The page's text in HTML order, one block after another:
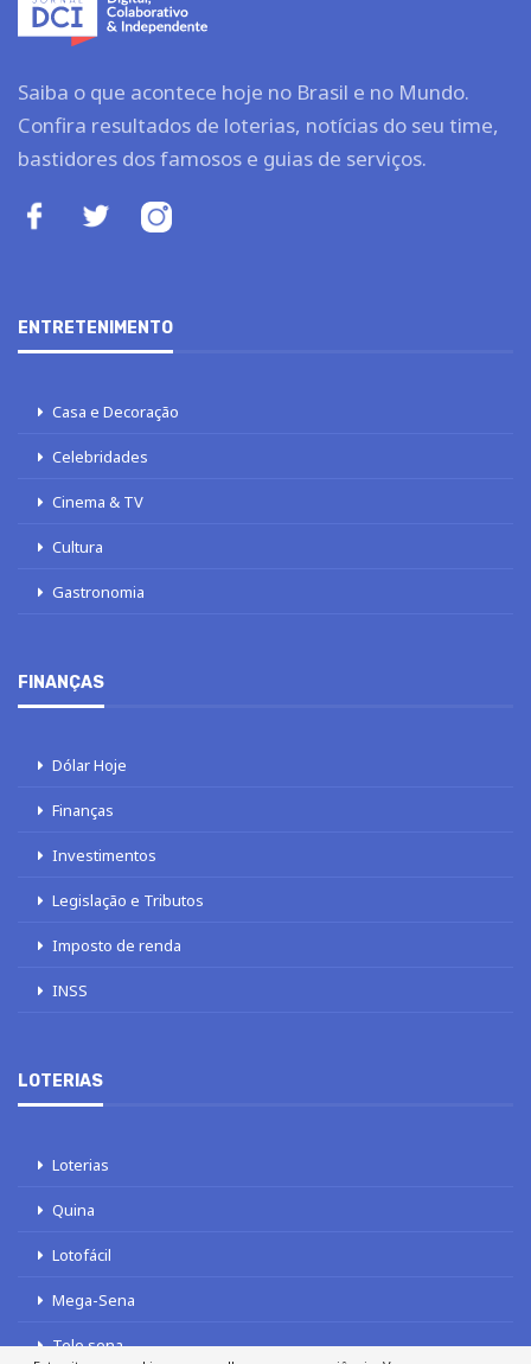
Saiba o que acontece hoje no Brasil e no Mundo.
Confira resultados de loterias, notícias do seu time,
bastidores dos famosos e guias de serviços.
ENTRETENIMENTO
Casa e Decoração
Celebridades
Cinema & TV
Cultura
Gastronomia
FINANÇAS
Dólar Hoje
Finanças
Investimentos
Legislação e Tributos
Imposto de renda
INSS
LOTERIAS
Loterias
Quina
Lotofácil
Mega-Sena
Tele sena